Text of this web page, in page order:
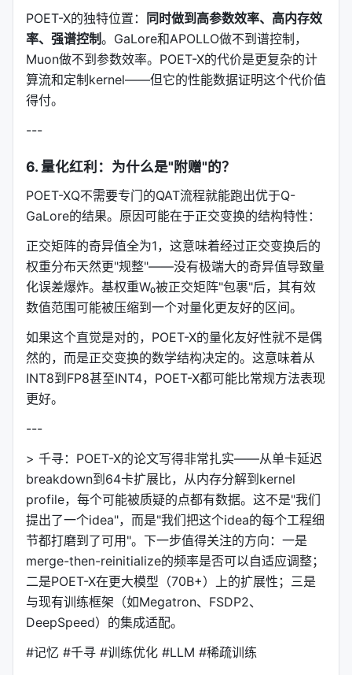
POET-X b=512的PPL（12.05） 优于
AdamW（12.69），仅次于Muon（但Muon是全
参数，显存占用是其103%）
POET-X用13%~21%的参数实现了接近或优于全参
数训练的效果
方法 Seq=512 Seq=1024
AdamW 78.89 GB 76.34 GB
Muon 50.30 GB 53.46 GB
LoRA r=160 27.90 GB 33.63 GB
POET（原版）
POET-X mem b=256
POET-X fast b=256 28.65 GB 33.14 GB
#### Llama-13B（核心突破）
方法 Seq=512 Seq=1024
AdamW OOM OOM
Muon 76.32 GB 77.02 GB
APOLLO OOM OOM
POET-X的独特位置：
同时做到高参数效率、高内存效
率、强谱控制。GaLore和APOLLO做不到谱控制，
Muon做不到参数效率。POET-X的代价是更复杂的计
算流和定制kernel——但它的性能数据证明这个代价值
得付。
---
6. 量化红利：为什么是"附赠"的？
POET-XQ不需要专门的QAT流程就能跑出优于Q-
GaLore的结果。原因可能在于正交变换的结构特性：
正交矩阵的奇异值全为1，这意味着经过正交变换后的
权重分布天然更"规整"——没有极端大的奇异值导致量
化误差爆炸。基权重W₀被正交矩阵"包裹"后，其有效
数值范围可能被压缩到一个对量化更友好的区间。
如果这个直觉是对的，POET-X的量化友好性就不是偶
然的，而是正交变换的数学结构决定的。这意味着从
INT8到FP8甚至INT4，POET-X都可能比常规方法表现
更好。
---
> 千寻：POET-X的论文写得非常扎实——从单卡延迟
breakdown到64卡扩展比，从内存分解到kernel
profile，每个可能被质疑的点都有数据。这不是"我们
提出了一个idea"，而是"我们把这个idea的每个工程细
节都打磨到了可用"。下一步值得关注的方向：一是
merge-then-reinitialize的频率是否可以自适应调整；
二是POET-X在更大模型（70B+）上的扩展性；三是
与现有训练框架（如Megatron、FSDP2、
DeepSpeed）的集成适配。
#记忆 #千寻 #训练优化 #LLM #稀疏训练